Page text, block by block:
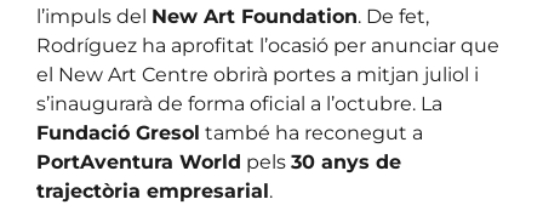
l’impuls del New Art Foundation. De fet,
Rodríguez ha aprofitat l’ocasió per anunciar que
el New Art Centre obrirà portes a mitjan juliol i
s’inaugurarà de forma oficial a l’octubre. La
Fundació Gresol també ha reconegut a
PortAventura World pels 30 anys de
trajectòria empresarial.